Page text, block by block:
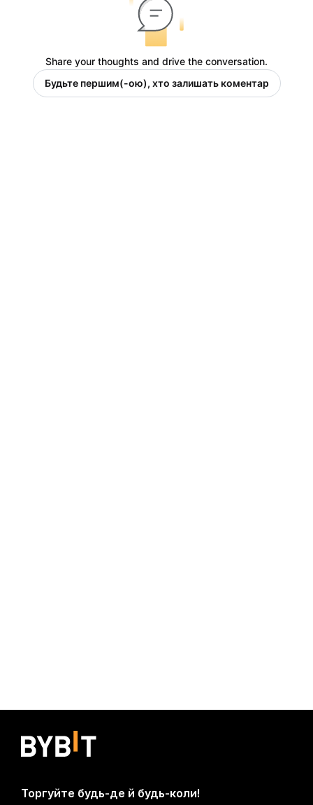
Share your thoughts and drive the conversation.
Будьте першим(-ою), хто залишать коментар
Торгуйте будь-де й будь-коли!